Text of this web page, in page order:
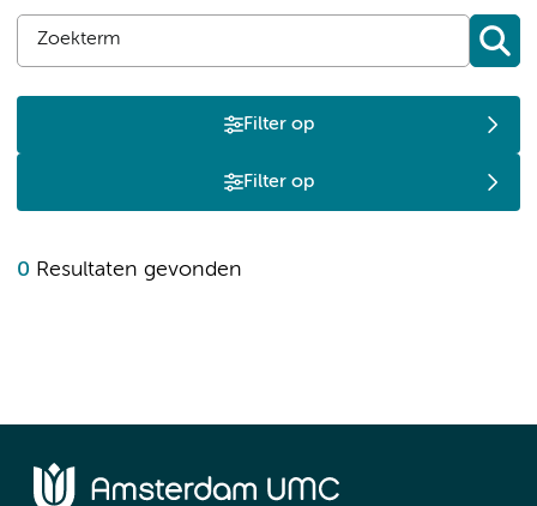
Filter op
Filter op
0 Resultaten gevonden